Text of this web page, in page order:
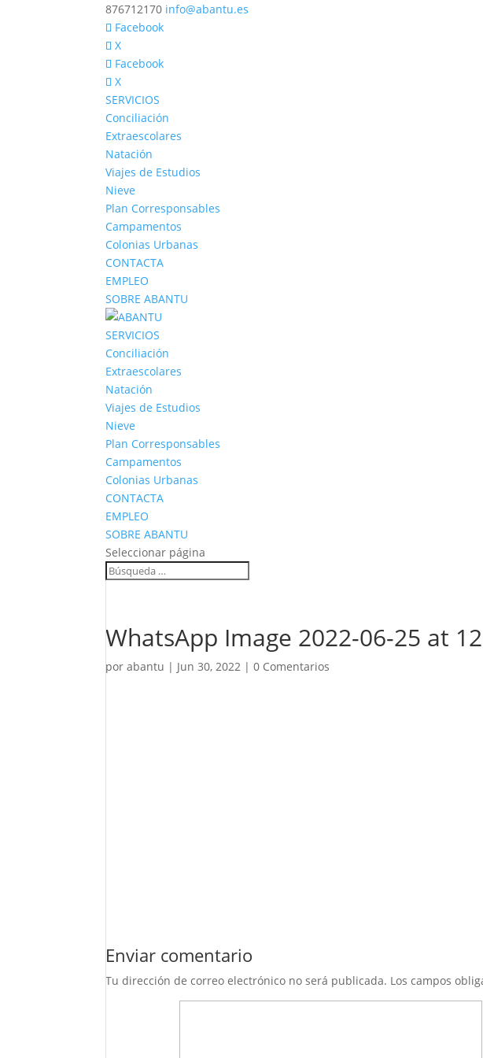
876712170 info@abantu.es
Facebook
X
Facebook
X
SERVICIOS
Conciliación
Extraescolares
Natación
Viajes de Estudios
Nieve
Plan Corresponsables
Campamentos
Colonias Urbanas
CONTACTA
EMPLEO
SOBRE ABANTU
SERVICIOS
Conciliación
Extraescolares
Natación
Viajes de Estudios
Nieve
Plan Corresponsables
Campamentos
Colonias Urbanas
CONTACTA
EMPLEO
SOBRE ABANTU
Seleccionar página
WhatsApp Image 2022-06-25 at
porabantu | Jun 30, 2022 |0 Comentarios
Enviar comentario
Tu dirección de correo electrónico no será publicada. Los campos